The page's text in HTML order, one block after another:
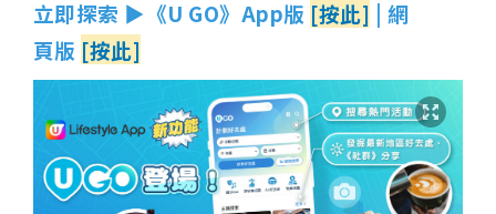
立即探索 ▶《U GO》App版 [按此] | 網
頁版 [按此]